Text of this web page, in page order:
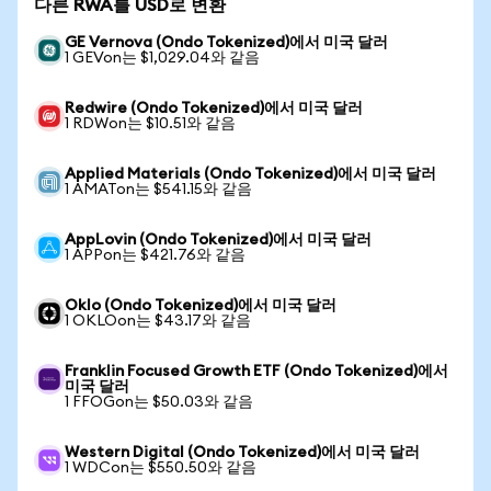
다른 RWA를 USD로 변환
GE Vernova (Ondo Tokenized)에서 미국 달러
1 GEVon는 $1,029.04와 같음
Redwire (Ondo Tokenized)에서 미국 달러
1 RDWon는 $10.51와 같음
Applied Materials (Ondo Tokenized)에서 미국 달러
1 AMATon는 $541.15와 같음
AppLovin (Ondo Tokenized)에서 미국 달러
1 APPon는 $421.76와 같음
Oklo (Ondo Tokenized)에서 미국 달러
1 OKLOon는 $43.17와 같음
Franklin Focused Growth ETF (Ondo Tokenized)에서
미국 달러
1 FFOGon는 $50.03와 같음
Western Digital (Ondo Tokenized)에서 미국 달러
1 WDCon는 $550.50와 같음